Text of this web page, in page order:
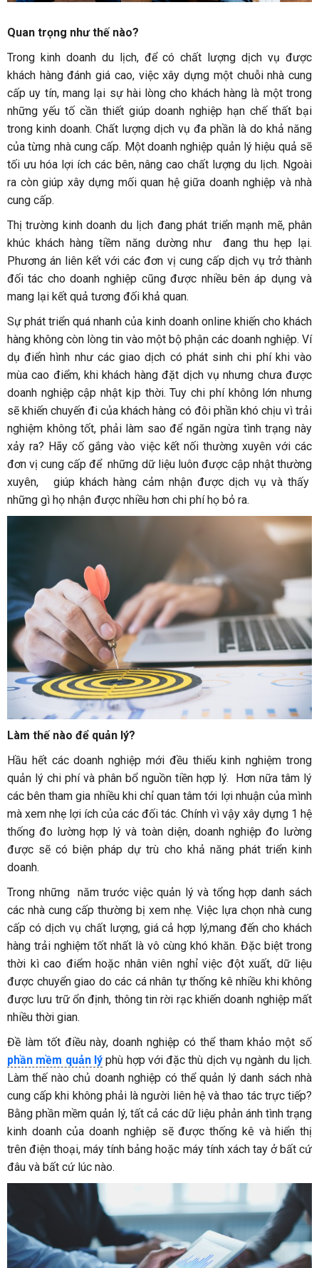
Quan trọng như thế nào?
Trong kinh doanh du lịch, để có chất lượng dịch vụ được
khách hàng đánh giá cao, việc xây dựng một chuỗi nhà cung
cấp uy tín, mang lại sự hài lòng cho khách hàng là một trong
những yếu tố cần thiết giúp doanh nghiệp hạn chế thất bại
trong kinh doanh. Chất lượng dịch vụ đa phần là do khả năng
của từng nhà cung cấp. Một doanh nghiệp quản lý hiệu quả sẽ
tối ưu hóa lợi ích các bên, nâng cao chất lượng du lịch. Ngoài
ra còn giúp xây dựng mối quan hệ giữa doanh nghiệp và nhà
cung cấp.
Thị trường kinh doanh du lịch đang phát triển mạnh mẽ, phân
khúc khách hàng tiềm năng dường như đang thu hẹp lại.
Phương án liên kết với các đơn vị cung cấp dịch vụ trở thành
đối tác cho doanh nghiệp cũng được nhiều bên áp dụng và
mang lại kết quả tương đối khả quan.
Sự phát triển quá nhanh của kinh doanh online khiến cho khách
hàng không còn lòng tin vào một bộ phận các doanh nghiệp. Ví
dụ điển hình như các giao dịch có phát sinh chi phí khi vào
mùa cao điểm, khi khách hàng đặt dịch vụ nhưng chưa được
doanh nghiệp cập nhật kịp thời. Tuy chi phí không lớn nhưng
sẽ khiến chuyến đi của khách hàng có đôi phần khó chịu vì trải
nghiệm không tốt, phải làm sao để ngăn ngừa tình trạng này
xảy ra? Hãy cố gắng vào việc kết nối thường xuyên với các
đơn vị cung cấp để những dữ liệu luôn được cập nhật thường
xuyên, giúp khách hàng cảm nhận được dịch vụ và thấy
những gì họ nhận được nhiều hơn chi phí họ bỏ ra.
Làm thế nào để quản lý?
Hầu hết các doanh nghiệp mới đều thiếu kinh nghiệm trong
quản lý chi phí và phân bổ nguồn tiền hợp lý. Hơn nữa tâm lý
các bên tham gia nhiều khi chỉ quan tâm tới lợi nhuận của mình
mà xem nhẹ lợi ích của các đối tác. Chính vì vậy xây dựng 1 hệ
thống đo lường hợp lý và toàn diện, doanh nghiệp đo lường
được sẽ có biện pháp dự trù cho khả năng phát triển kinh
doanh.
Trong những năm trước việc quản lý và tổng hợp danh sách
các nhà cung cấp thường bị xem nhẹ. Việc lựa chọn nhà cung
cấp có dịch vụ chất lượng, giá cả hợp lý,mang đến cho khách
hàng trải nghiệm tốt nhất là vô cùng khó khăn. Đặc biệt trong
thời kì cao điểm hoặc nhân viên nghỉ việc đột xuất, dữ liệu
được chuyển giao do các cá nhân tự thống kê nhiều khi không
được lưu trữ ổn định, thông tin rời rạc khiến doanh nghiệp mất
nhiều thời gian.
Đề làm tốt điều này, doanh nghiệp có thể tham khảo một số
phần mềm quản lýphù hợp với đặc thù dịch vụ ngành du lịch.
Làm thế nào chủ doanh nghiệp có thể quản lý danh sách nhà
cung cấp khi không phải là người liên hệ và thao tác trực tiếp?
Bằng phần mềm quản lý, tất cả các dữ liệu phản ánh tình trạng
kinh doanh của doanh nghiệp sẽ được thống kê và hiển thị
trên điện thoại, máy tính bảng hoặc máy tính xách tay ở bất cứ
đâu và bất cứ lúc nào.